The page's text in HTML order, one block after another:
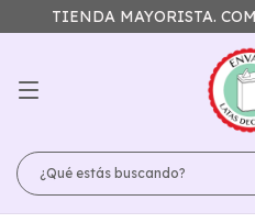
TIENDA MAYORISTA.